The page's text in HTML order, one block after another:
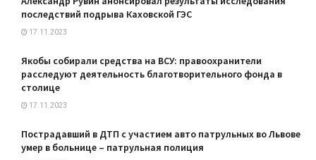
последствий подрыва Каховской ГЭС
17.11.2023
Якобы собирали средства на ВСУ: правоохранители
расследуют деятельность благотворительного фонда в
столице
17.11.2023
Пострадавший в ДТП с участием авто патрульных во Львове
умер в больнице – патрульная полиция